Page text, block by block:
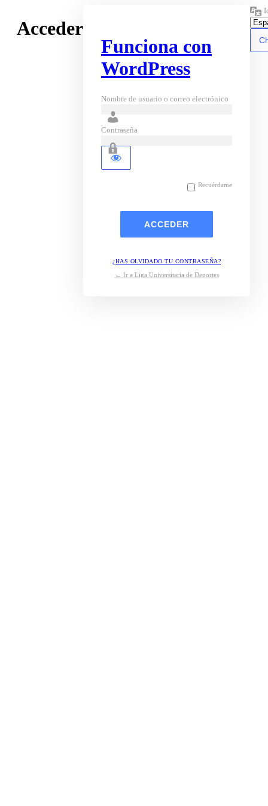
Acceder
Funciona con
WordPress
Nombre de usuario o correo electrónico
Contraseña
Recuérdame
¿HAS OLVIDADO TU CONTRASEÑA?
← Ir a Liga Universitaria de Deportes